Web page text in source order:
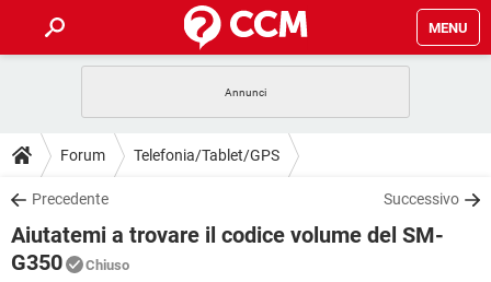
MENU
INTRATTENIMENTO ANDROID
iOS
INSTAGRAM WHATSAPP
TIKTOK
GUIDE
COVID-19 GAMING
iOS
DOWNLOAD
COVID-19 GAMING
INTRATTENIMENTO
FORUM
Forum Telefonia/Tablet/GPS
Precedente Successivo
Aiutatemi a trovare il codice volume del SM-
G350
Chiuso